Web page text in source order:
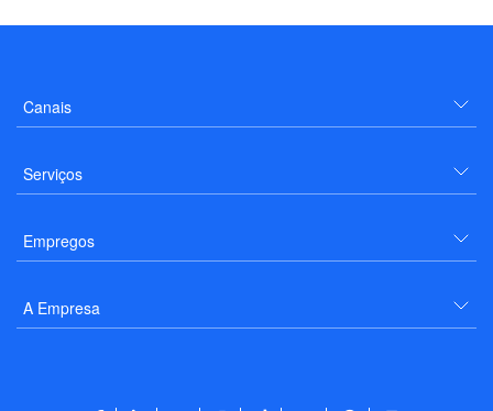
Canais
Serviços
Empregos
A Empresa